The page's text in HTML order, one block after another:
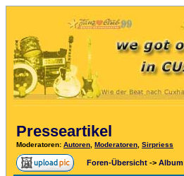
Presseartikel
Moderatoren: Autoren Moderatoren Sirpriess
Foren-Übersicht -> Album